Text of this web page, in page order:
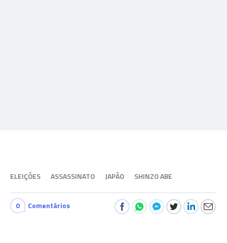
ELEIÇÕES ASSASSINATO JAPÃO SHINZO ABE
0 Comentários